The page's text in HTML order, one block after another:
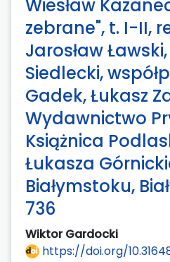
Wiesław
zebrane", t. I-II,
Jarosław
Siedlecki,
Gadek, Łukasz
Wydawnictwo
Książnica
Łukasza
Białymstoku,
736
Wiktor Gardocki
https://doi.org/